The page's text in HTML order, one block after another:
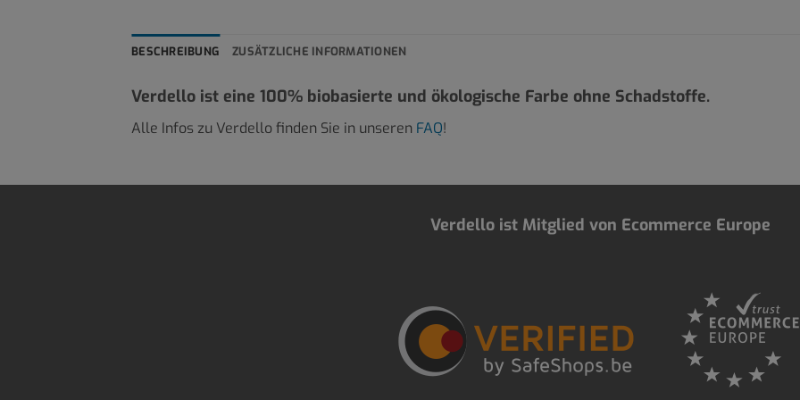
BESCHREIBUNG ZUSÄTZLICHE INFORMATIONEN
Verdello ist eine 100% biobasierte und ökologische Farbe ohne Schadstoffe.
Alle Infos zu Verdello finden Sie in unseren FAQ!
Verdello ist Mitglied von Ecommerce Europe